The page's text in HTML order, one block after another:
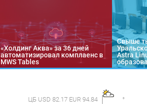
«Холдинг Аква» за 36 дней
автоматизировал комплаенс в
MWS Tables
Свыше
Astra
ЦБ USD 82.17 EUR 94.84 °